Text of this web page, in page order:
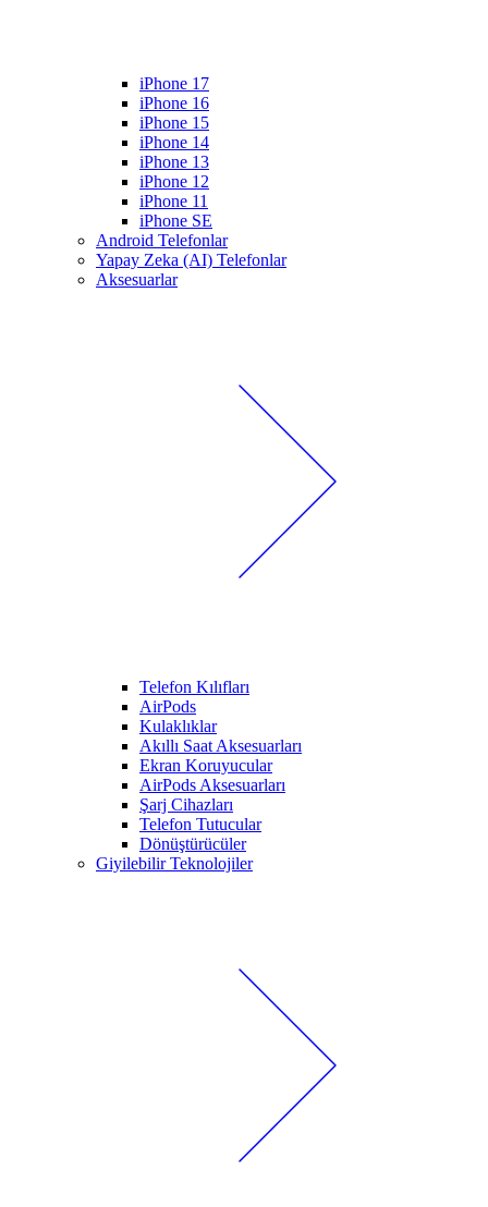
iPhone 17
iPhone 16
iPhone 15
iPhone 14
iPhone 13
iPhone 12
iPhone 11
iPhone SE
Android Telefonlar
Yapay Zeka (AI) Telefonlar
Aksesuarlar
Telefon Kılıfları
AirPods
Kulaklıklar
Akıllı Saat Aksesuarları
Ekran Koruyucular
AirPods Aksesuarları
Şarj Cihazları
Telefon Tutucular
Dönüştürücüler
Giyilebilir Teknolojiler